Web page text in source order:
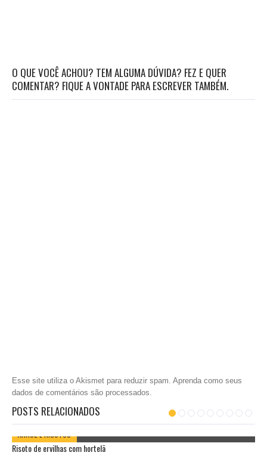
O QUE VOCÊ ACHOU? TEM ALGUMA DÚVIDA? FEZ E QUER
COMENTAR? FIQUE A VONTADE PARA ESCREVER TAMBÉM.
Esse site utiliza o Akismet para reduzir spam. Aprenda como seus
dados de comentários são processados
POSTS RELACIONADOS
ARROZ E RISOTOS
Risoto de ervilhas com hortelã